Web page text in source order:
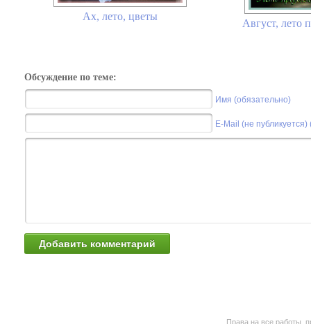
Ах, лето, цветы
Август, лето
Обсуждение по теме:
Имя (обязательно)
E-Mail (не
Права на все работы,